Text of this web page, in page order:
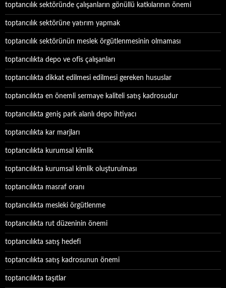
toptancılık sektöründe çalışanların gönüllü katkılarının önemi
toptancılık sektörüne yatırım yapmak
toptancılık sektörünün meslek örgütlenmesinin olmaması
toptancılıkta depo ve ofis çalışanları
toptancılıkta dikkat edilmesi edilmesi gereken hususlar
toptancılıkta en önemli sermaye kaliteli satış kadrosudur
toptancılıkta geniş park alanlı depo ihtiyacı
toptancılıkta kar marjları
toptancılıkta kurumsal kimlik
toptancılıkta kurumsal kimlik oluşturulması
toptancılıkta masraf oranı
toptancılıkta mesleki örgütlenme
toptancılıkta rut düzeninin önemi
toptancılıkta satış hedefi
toptancılıkta satış kadrosunun önemi
toptancılıkta taşıtlar